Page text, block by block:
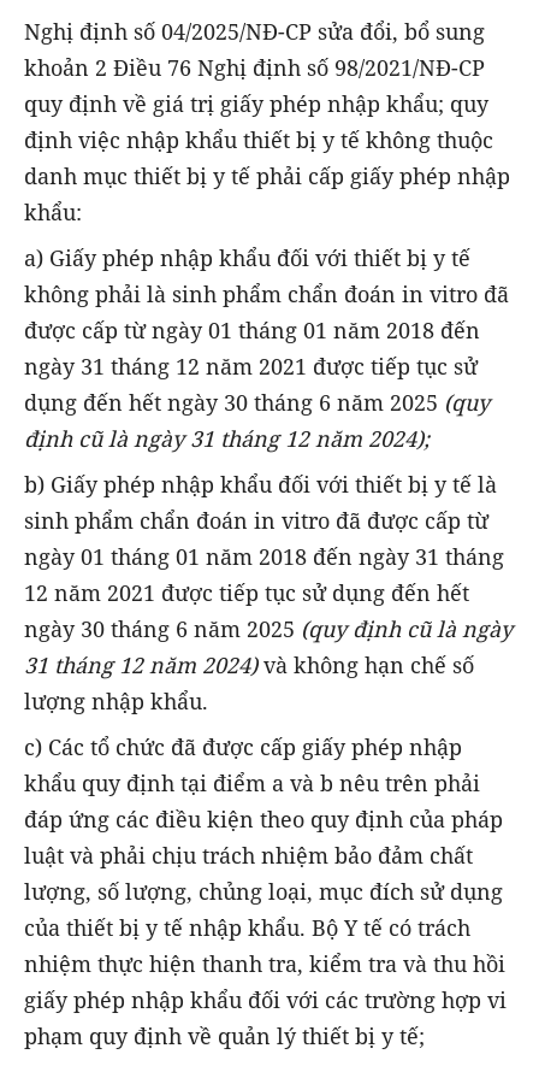
Nghị định số 04/2025/NĐ-CP sửa đổi, bổ sung
khoản 2 Điều 76 Nghị định số 98/2021/NĐ-CP
quy định về giá trị giấy phép nhập khẩu; quy
định việc nhập khẩu thiết bị y tế không thuộc
danh mục thiết bị y tế phải cấp giấy phép nhập
khẩu:
a) Giấy phép nhập khẩu đối với thiết bị y tế
không phải là sinh phẩm chẩn đoán in vitro đã
được cấp từ ngày 01 tháng 01 năm 2018 đến
ngày 31 tháng 12 năm 2021 được tiếp tục sử
dụng đến hết ngày 30 tháng 6 năm 2025 (quy
định cũ là ngày 31 tháng 12 năm 2024);
b) Giấy phép nhập khẩu đối với thiết bị y tế là
sinh phẩm chẩn đoán in vitro đã được cấp từ
ngày 01 tháng 01 năm 2018 đến ngày 31 tháng
12 năm 2021 được tiếp tục sử dụng đến hết
ngày 30 tháng 6 năm 2025 (quy định cũ là ngày
31 tháng 12 năm 2024)và không hạn chế số
lượng nhập khẩu.
c) Các tổ chức đã được cấp giấy phép nhập
khẩu quy định tại điểm a và b nêu trên phải
đáp ứng các điều kiện theo quy định của pháp
luật và phải chịu trách nhiệm bảo đảm chất
lượng, số lượng, chủng loại, mục đích sử dụng
của thiết bị y tế nhập khẩu. Bộ Y tế có trách
nhiệm thực hiện thanh tra, kiểm tra và thu hồi
giấy phép nhập khẩu đối với các trường hợp vi
phạm quy định về quản lý thiết bị y tế;